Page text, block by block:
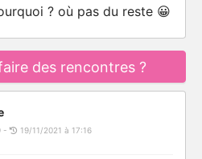
? où pas du reste 😀
des rencontres ?
- 19/11/2021 à 17:16